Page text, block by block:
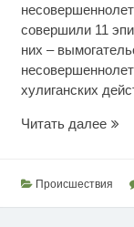
совершили 11
них –
хулиганских
Читать далее
Происшествия